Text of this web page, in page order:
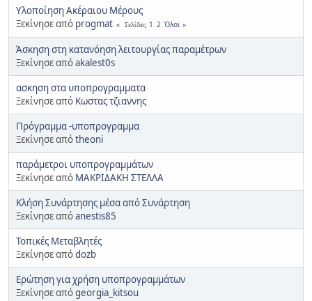
Υλοποίηση Ακέραιου Μέρους
Ξεκίνησε από progmat Σελίδες 1 2 Όλοι
Άσκηση στη κατανόηση λειτουργίας παραμέτρων
Ξεκίνησε απόakalest0s
ασκηση στα υποπρογραμματα
Ξεκίνησε από Κωστας τζιαννης
Πρόγραμμα -υποπρογραμμα
Ξεκίνησε απόtheoni
παράμετροι υποπρογραμμάτων
Ξεκίνησε από ΜΑΚΡΙΔΑΚΗ ΣΤΕΛΛΑ
Κλήση Συνάρτησης μέσα από Συνάρτηση
Ξεκίνησε απόanestis85
Τοπικές Μεταβλητές
Ξεκίνησε απόdozb
Ερώτηση για χρήση υποπρογραμμάτων
Ξεκίνησε απόgeorgia_kitsou